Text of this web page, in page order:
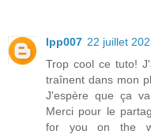
lpp007 22 juillet
Trop cool ce tuto!
traînent dans mon
J'espère que ça
Merci pour le
for you on the